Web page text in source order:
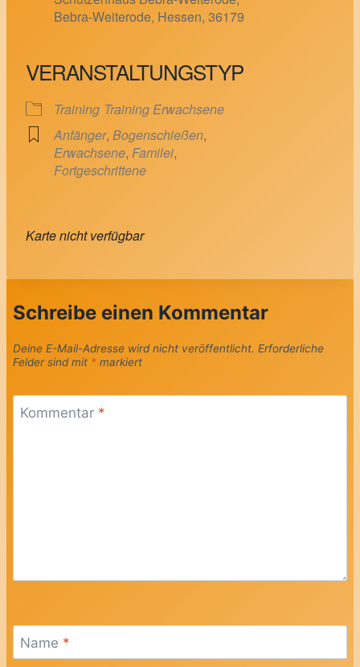
Bebra-Weiterode, Hessen, 36179
VERANSTALTUNGSTYP
Training Training Erwachsene
Anfänger, Bogenschießen,
Erwachsene, Familei,
Fortgeschrittene
Karte nicht verfügbar
Schreibe einen Kommentar
Deine E-Mail-Adresse wird nicht veröffentlicht. Erforderliche
Felder sind mit * markiert
Kommentar *
Name *